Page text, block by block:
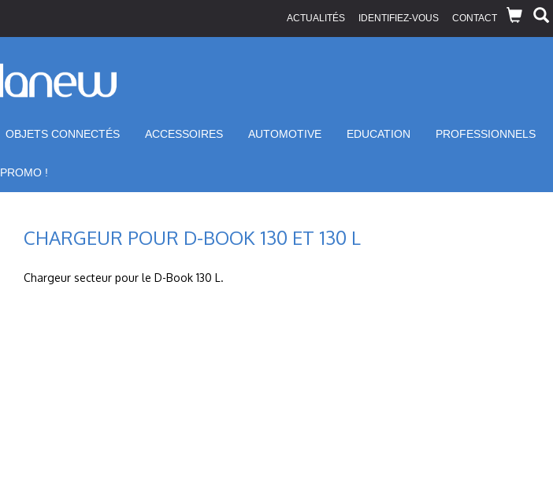
ACTUALITÉS IDENTIFIEZ-VOUS CONTACT
OBJETS CONNECTÉS ACCESSOIRES AUTOMOTIVE EDUCATION PROFESSIONNELS
PROMO !
CHARGEUR POUR D-BOOK 130 ET 130 L
Chargeur secteur pour le D-Book 130 L.